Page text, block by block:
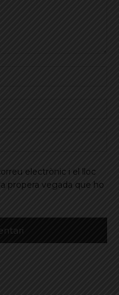
electrònic i el lloc
propera vegada que ho